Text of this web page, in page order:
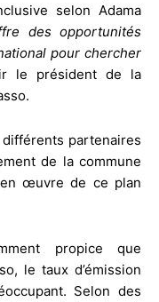
selon Adama
des opportunités
pour chercher
le président de la
partenaires
de la commune
œuvre de ce plan
propice que
le taux d’émission
Selon des